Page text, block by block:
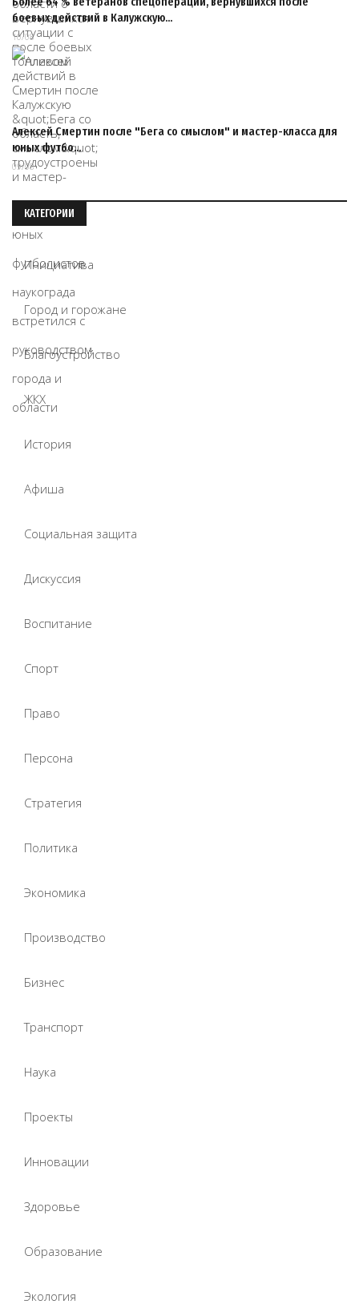
боевых действий в Калужскую…
10/08
Алексей Смертин после "Бега со смыслом" и мастер-класса для
юных футбо…
09/08
КАТЕГОРИИ
Инициатива
Город и горожане
Благоустройство
ЖКХ
История
Афиша
Социальная защита
Дискуссия
Воспитание
Спорт
Право
Персона
Стратегия
Политика
Экономика
Производство
Бизнес
Транспорт
Наука
Проекты
Инновации
Здоровье
Образование
Экология